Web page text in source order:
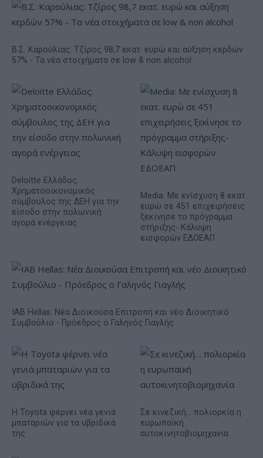
Β.Σ. Καρούλιας: Τζίρος 98,7 εκατ. ευρώ και αύξηση κερδών
57% - Τα νέα στοιχήματα σε low & non alcohol
Deloitte Ελλάδος:
Χρηματοοικονομικός
σύμβουλος της ΔΕΗ για την
είσοδο στην πολωνική
αγορά ενέργειας
Media: Με ενίσχυση 8 εκατ.
ευρώ σε 451 επιχειρήσεις
ξεκίνησε το πρόγραμμα
στήριξης- Κάλυψη
εισφορών ΕΔΟΕΑΠ
IAB Hellas: Νέα Διοικούσα Επιτροπή και νέο Διοικητικό
Συμβούλιο - Πρόεδρος ο Γαληνός Γιαγλής
Η Toyota φέρνει νέα γενιά
μπαταριών για τα υβριδικά
της
Σε κινεζική… πολιορκία η
ευρωπαϊκή
αυτοκινητοβιομηχανία